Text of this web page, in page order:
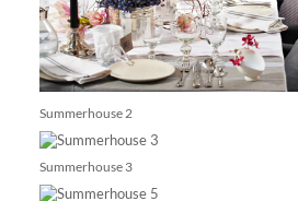
Summerhouse 2
Summerhouse 3